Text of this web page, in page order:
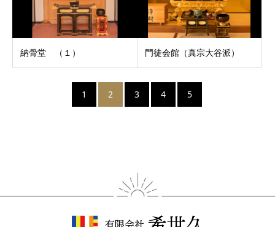
納骨堂 （１） 門徒会館（真宗大谷派）
1 2 3 4 5